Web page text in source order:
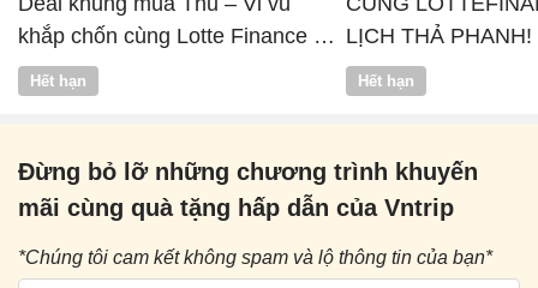
khắp chốn cùng Lotte Finance x
Vntrip
Hết hạn
LỊCH THẢ PHANH!
Hết hạn
Đừng bỏ lỡ những chương trình khuyến
mãi cùng quà tặng hấp dẫn của Vntrip
*Chúng tôi cam kết không spam và lộ thông tin của bạn*